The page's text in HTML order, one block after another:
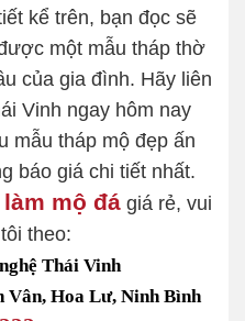
kể trên, bạn đọc sẽ
một mẫu tháp thờ
của gia đình. Hãy liên
Vinh ngay hôm nay
mẫu tháp mộ đẹp ấn
báo giá chi tiết nhất.
làm mộ đá giá rẻ, vui
theo:
Thái Vinh
Vân, Hoa Lư, Ninh Bình